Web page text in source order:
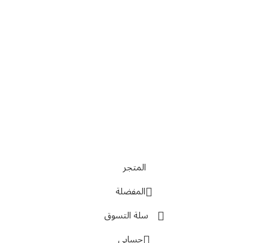
المتجر
المفضلة
سلة التسوق